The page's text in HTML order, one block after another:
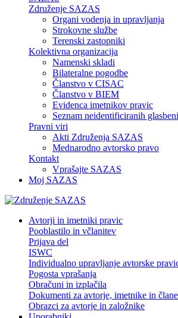
Združenje SAZAS
Organi vodenja in upravljanja
Strokovne službe
Terenski zastopniki
Kolektivna organizacija
Namenski skladi
Bilateralne pogodbe
Članstvo v CISAC
Članstvo v BIEM
Evidenca imetnikov pravic
Seznam neidentificiranih
Pravni viri
Akti Združenja SAZAS
Mednarodno avtorsko pravo
Kontakt
Vprašajte SAZAS
Moj SAZAS
Avtorji in imetniki pravic
Pooblastilo in včlanitev
Prijava del
ISWC
Individualno upravljanje avtorske
Pogosta vprašanja
Obračuni in izplačila
Dokumenti za avtorje, imetnike in člane
Obrazci za avtorje in založnike